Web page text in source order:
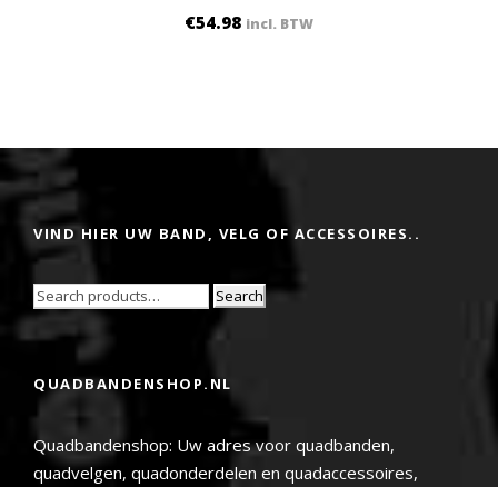
€54.98 incl. BTW
VIND HIER UW BAND, VELG OF ACCESSOIRES..
Search
QUADBANDENSHOP.NL
Quadbandenshop: Uw adres voor quadbanden,
quadvelgen, quadonderdelen en quadaccessoires,